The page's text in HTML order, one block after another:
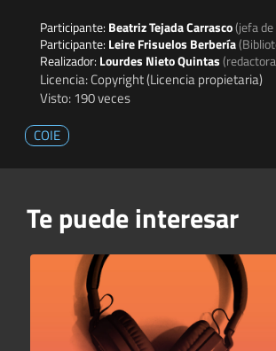
Participante: Beatriz Tejada Carrasco(jefa
Participante: Leire Frisuelos Berbería
Realizador: Lourdes Nieto Quintas
Licencia: Copyright (Licencia propietaria)
Visto: 190 veces
COIE
Te puede interesar